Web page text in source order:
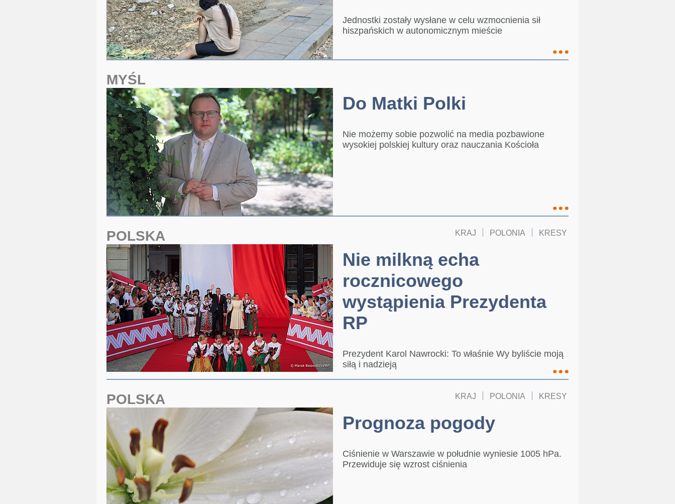
Jednostki zostały wysłane w celu wzmocnienia sił
hiszpańskich w autonomicznym mieście
MYŚL
Do Matki Polki
Nie możemy sobie pozwolić na media pozbawione
wysokiej polskiej kultury oraz nauczania Kościoła
POLSKA KRESY
POLONIA
KRAJ
Nie milkną echa
rocznicowego
wystąpienia Prezydenta
RP
Prezydent Karol Nawrocki: To właśnie Wy byliście moją
siłą i nadzieją
POLSKA KRESY
POLONIA
KRAJ
Prognoza pogody
Ciśnienie w Warszawie w południe wyniesie 1005 hPa.
Przewiduje się wzrost ciśnienia